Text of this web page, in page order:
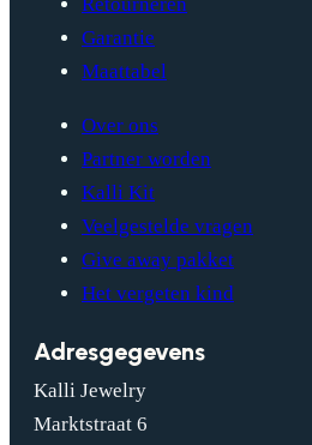
Retourneren
Garantie
Maattabel
Over ons
Partner worden
Kalli Kit
Veelgestelde vragen
Give away pakket
Het vergeten kind
Adresgegevens
Kalli Jewelry
Marktstraat 6